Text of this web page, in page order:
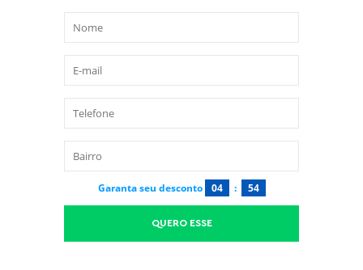
Garanta seu desconto 04 : 53
QUERO ESSE